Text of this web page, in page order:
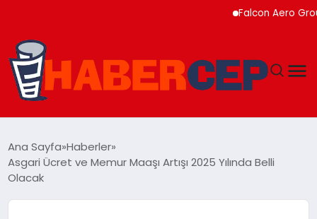
Falcon Aero Group,
GÜNDEM
Ana Sayfa Haberler
Asgari Ücret ve Memur Maaşı Artışı 2025 Yılında Belli
Olacak